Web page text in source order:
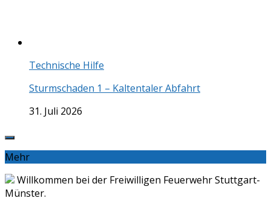
Technische Hilfe
Sturmschaden 1 – Kaltentaler Abfahrt
31. Juli 2026
Mehr
Willkommen bei der Freiwilligen Feuerwehr Stuttgart-
Münster.